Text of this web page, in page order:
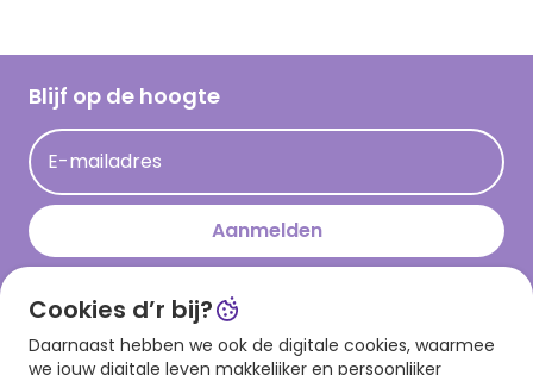
Hallmark Kaartclub
Acties
Persberichten
Hallmark en Kinderpostzegels
Cadeau inspiratie
Kaartinspiratie
Blijf op de hoogte
E-mailadres
Aanmelden
Download onze app
Cookies d’r bij?
Daarnaast hebben we ook de digitale cookies, waarmee
we jouw digitale leven makkelijker en persoonlijker